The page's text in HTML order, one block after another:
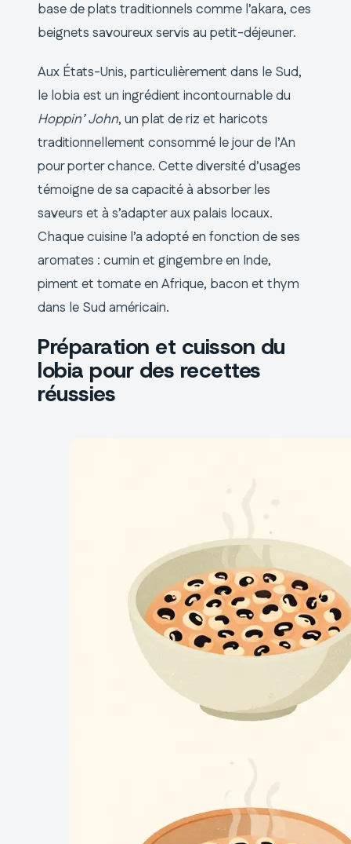
base de plats traditionnels comme l’akara, ces
beignets savoureux servis au petit-déjeuner.
Aux États-Unis, particulièrement dans le Sud,
le lobia est un ingrédient incontournable du
Hoppin’ John, un plat de riz et haricots
traditionnellement consommé le jour de l’An
pour porter chance. Cette diversité d’usages
témoigne de sa capacité à absorber les
saveurs et à s’adapter aux palais locaux.
Chaque cuisine l’a adopté en fonction de ses
aromates : cumin et gingembre en Inde,
piment et tomate en Afrique, bacon et thym
dans le Sud américain.
Préparation et cuisson du
lobia pour des recettes
réussies